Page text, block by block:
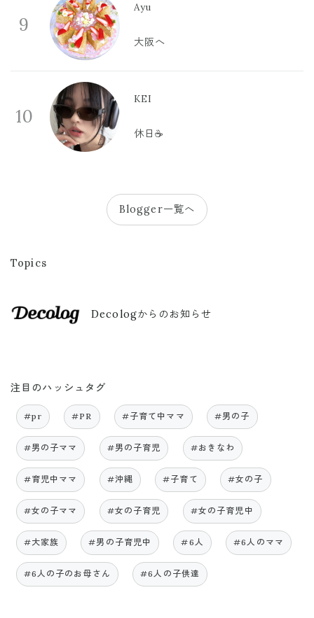
9
Ayu
大阪へ
10
KEI
休日☕️
Blogger一覧へ
Topics
Decologからのお知らせ
注目のハッシュタグ
#pr #PR #子育て中ママ #男の子
#男の子ママ #男の子育児 #おきなわ
#育児中ママ #沖縄 #子育て #女の子
#女の子ママ #女の子育児 #女の子育児中
#大家族 #男の子育児中 #6人 #6人のママ
#6人の子のお母さん #6人の子供達